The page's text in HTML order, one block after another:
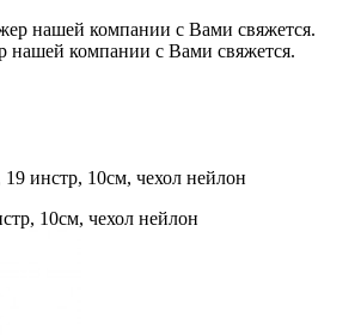
нашей компании с Вами свяжется.
нашей компании с Вами свяжется.
инстр, 10см, чехол нейлон
10см, чехол нейлон